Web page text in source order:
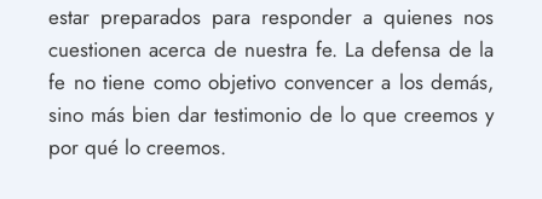
estar preparados para responder a quienes nos
cuestionen acerca de nuestra fe. La defensa de la
fe no tiene como objetivo convencer a los demás,
sino más bien dar testimonio de lo que creemos y
por qué lo creemos.